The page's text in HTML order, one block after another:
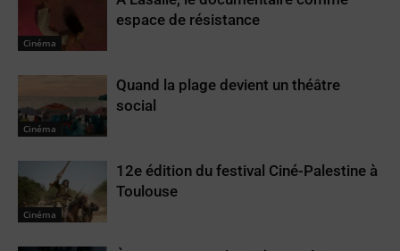
Cinéma
espace de résistance
Cinéma
Quand la plage devient un théâtre
social
Cinéma
12e édition du festival Ciné-Palestine à
Toulouse